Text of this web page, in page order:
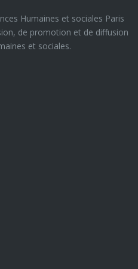
Humaines et sociales Paris
de promotion et de diffusion
et sociales.